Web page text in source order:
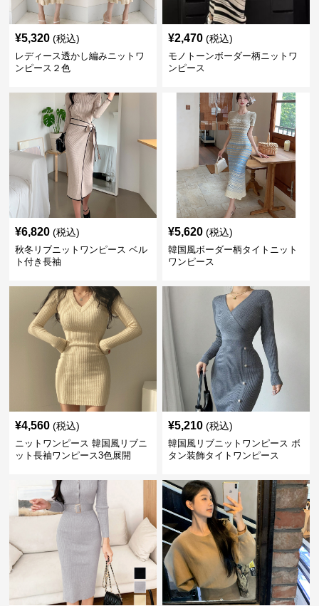
¥5,320 (税込)
レディース透かし編みニットワ
ンピース２色
¥2,470 (税込)
モノトーンボーダー柄ニットワ
ンピース
¥6,820 (税込)
秋冬リブニットワンピース ベル
ト付き長袖
¥5,620 (税込)
韓国風ボーダー柄タイトニット
ワンピース
¥4,560 (税込)
ニットワンピース 韓国風リブニ
ット長袖ワンピース3色展開
¥5,210 (税込)
韓国風リブニットワンピース ボ
タン装飾タイトワンピース